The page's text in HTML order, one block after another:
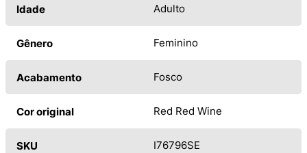
Idade Adulto
Gênero Feminino
Acabamento Fosco
Cor original Red Red Wine
SKU I76796SE